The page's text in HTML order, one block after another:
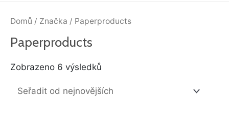
Domů / Značka / Paperproducts
Paperproducts
Zobrazeno 6 výsledků
nejnovějších